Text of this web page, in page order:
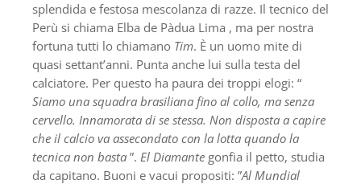
splendida e festosa mescolanza di razze. Il tecnico del
Perù si chiama Elba de Pàdua Lima , ma per nostra
fortuna tutti lo chiamano Tim. È un uomo mite di
quasi settant’anni. Punta anche lui sulla testa del
calciatore. Per questo ha paura dei troppi elogi: “
Siamo una squadra brasiliana fino al collo, ma senza
cervello. Innamorata di se stessa. Non disposta a capire
che il calcio va assecondato con la lotta quando la
tecnica non basta ”. El Diamante gonfia il petto, studia
da capitano. Buoni e vacui propositi: ”Al Mundial